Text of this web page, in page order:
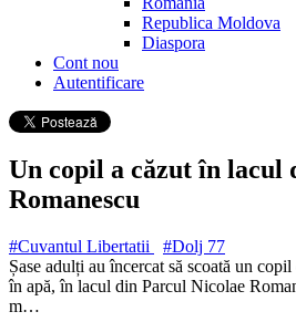
Republica Moldova
Diaspora
Cont nou
Autentificare
Un copil a căzut în lacul
Romanescu
#Cuvantul Libertatii #Dolj 77
Șase adulți au încercat să scoată un
în apă, în lacul din Parcul Nicolae
m…